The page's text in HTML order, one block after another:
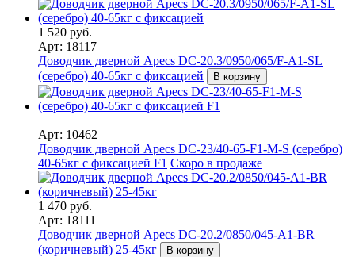
1 520 руб.
Арт: 18117
Доводчик дверной Apecs DC-20.3/0950/065/F-A1-SL
(серебро) 40-65кг с фиксацией
В корзину
Арт: 10462
Доводчик дверной Apecs DC-23/40-65-F1-M-S (серебро)
40-65кг с фиксацией F1 Скоро в продаже
1 470 руб.
Арт: 18111
Доводчик дверной Apecs DC-20.2/0850/045-A1-BR
(коричневый) 25-45кг
В корзину